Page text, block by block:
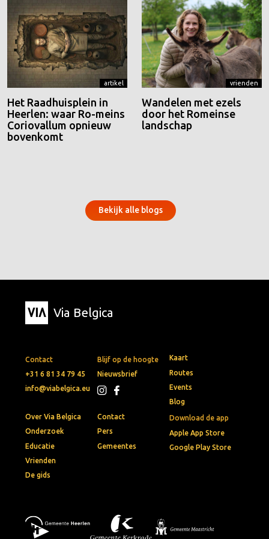
artikel
Het Raadhuisplein in
Heerlen: waar Ro-meins
Coriovallum opnieuw
bovenkomt
vrienden
Wandelen met ezels
door het Romeinse
landschap
Bekijk alle blogs
Via Belgica
Contact
+31 6 81 34 79 45
info@viabelgica.eu
Blijf op de hoogte
Nieuwsbrief
Download de app
Apple App Store
Google Play Store
Kaart
Routes
Events
Blog
Over Via Belgica
Onderzoek
Educatie
Vrienden
De gids
Contact
Pers
Gemeentes